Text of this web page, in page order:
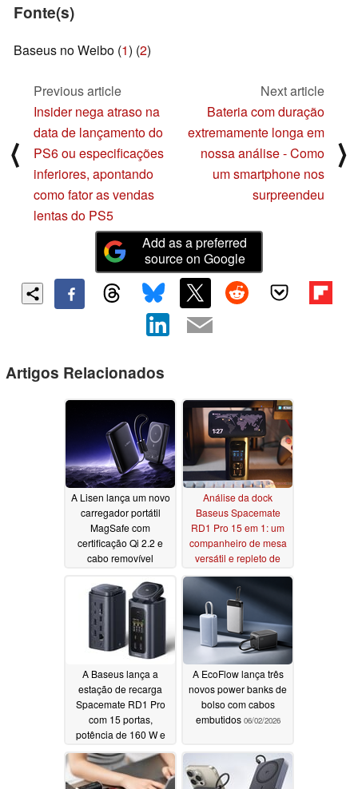
Fonte(s)
Baseus no Weibo (1) (2)
⟨
Previous article
Insider nega atraso na
data de lançamento do
PS6 ou especificações
inferiores, apontando
como fator as vendas
lentas do PS5
Next article
Bateria com duração
extremamente longa em
nossa análise - Como
um smartphone nos
surpreendeu
⟩
Add as a preferred
source on Google
Artigos Relacionados
A Lisen lança um novo
carregador portátil
MagSafe com
certificação Qi 2.2 e
cabo removível
Análise da dock
Baseus Spacemate
RD1 Pro 15 em 1: um
companheiro de mesa
versátil e repleto de
recursos, mas que
deixa os usuários de
MacBook para trás
06/16/2026
A Baseus lança a
estação de recarga
Spacemate RD1 Pro
com 15 portas,
potência de 160 W e
carregamento sem fio
Qi 2.206/16/2026
A EcoFlow lança três
novos power banks de
bolso com cabos
embutidos 06/02/2026